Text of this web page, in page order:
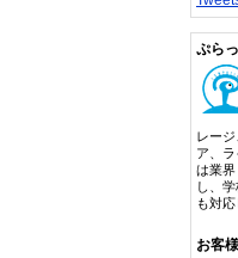
ぷら
レー
ア、
は業
し、
も対応
お客